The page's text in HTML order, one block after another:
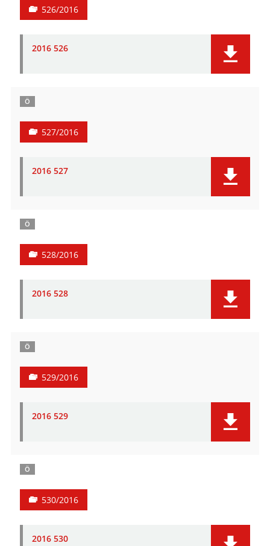
526/2016
2016 526
Ö
527/2016
2016 527
Ö
528/2016
2016 528
Ö
529/2016
2016 529
Ö
530/2016
2016 530